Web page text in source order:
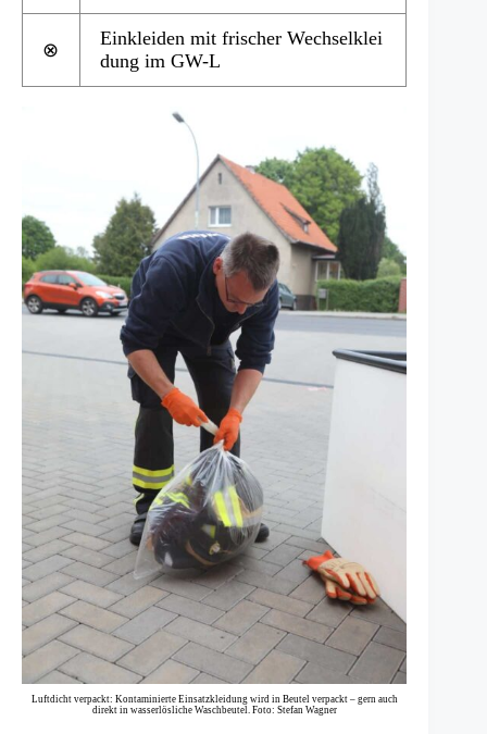
⊗
Einkleiden mit frischer Wechselklei
dung im GW-L
Luftdicht verpackt: Kontaminierte Einsatzkleidung wird in Beutel verpackt – gern auch
direkt in wasserlösliche Waschbeutel. Foto: Stefan Wagner